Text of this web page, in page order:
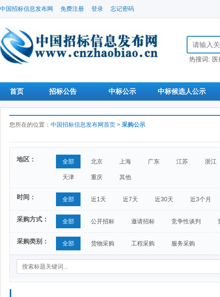
中国招标信息发布网 免费注册 登录 忘记密码
搜索招标信
热搜词:
首页 招标公告 中标公示 中标候选人公示
您所在的位置： 中国招标信息发布网首页 > 采购公示
地区： 全部 北京 上海 广东 江苏 浙江
天津 重庆 其他
时间： 全部 近1天 近7天 近30天 近3个月
采购方式： 全部 公开招标 邀请招标 竞争性谈判
采购类别： 全部 货物采购 工程采购 服务采购